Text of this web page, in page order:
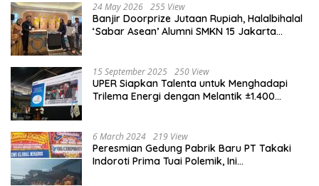
24 May 2026 255 View
Banjir Doorprize Jutaan Rupiah, Halalbihalal
‘Sabar Asean’ Alumni SMKN 15 Jakarta
15 September 2025 250 View
UPER Siapkan Talenta untuk Menghadapi
Trilema Energi dengan Melantik ±1.400
6 March 2024 219 View
Peresmian Gedung Pabrik Baru PT Takaki
Indoroti Prima Tuai Polemik, Ini